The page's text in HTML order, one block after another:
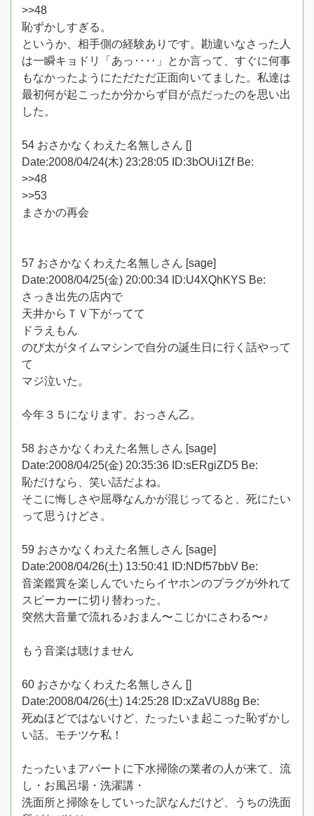
>>48
恥ずかしすぎる。
というか、相手側の経験ありです。勘違いなさった人
は一瞬キョドリ「あっ‥‥」とか言って、すぐに何事
もなかったようにただただ正面向いてました。私達は
最初何が起こったか分からず目が点だったのを思い出
した。
54 おさかなくわえた名無しさん []
Date:2008/04/24(木) 23:28:05 ID:3bOUi1Zf Be:
>>48
>>53
まさかの再会
57 おさかなくわえた名無しさん [sage]
Date:2008/04/25(金) 20:00:34 ID:U4XQhKYS Be:
さっき出先の店内で
天井からＴＶ下がってて
ドラえもん
のび太がタイムマシンで自分の誕生日に行く話やって
て
マジ泣いた。
今年３５になります。おっさん乙。
58 おさかなくわえた名無しさん [sage]
Date:2008/04/25(金) 20:35:36 ID:sERgiZD5 Be:
恥だけなら、笑い話だよね。
そこに悔しさや屈辱なんかが混じってると、死にたい
って思うけどさ。
59 おさかなくわえた名無しさん [sage]
Date:2008/04/26(土) 13:50:41 ID:NDf57bbV Be:
音楽鑑賞を楽しんでいたらイヤホンのプラグが外れて
スピーカーに切り替わった。
突然大音量で流れる♪おまん〜こじかにさわる〜♪
もう音楽は聴けません
60 おさかなくわえた名無しさん []
Date:2008/04/26(土) 14:25:28 ID:xZaVU88g Be:
死ぬほどではないけど、たったいま起こった恥ずかし
い話。モチツケ私！
たったいまアパートに下水掃除の業者の人が来て、流
し・お風呂場・洗濯講・
洗面所と掃除をしていった訳なんだけど、うちの洗面